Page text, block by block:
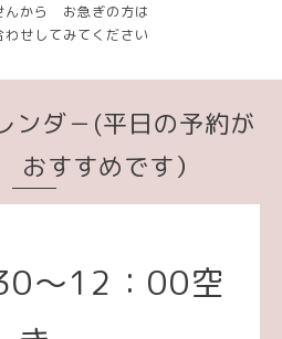
んから お急ぎの方は
わせしてみてください
ンダ－(平日の予約が
すすめです）
～12：00空